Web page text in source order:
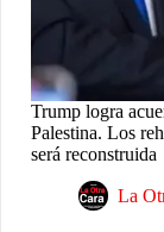
Trump logra
Palestina. Los
será reconstruida
La